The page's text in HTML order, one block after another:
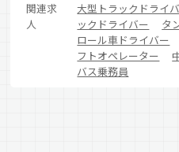
関連求
人
大型トラックドライ
ックドライバー
タ
ロール車ドライバー
フトオペレーター
バス乗務員